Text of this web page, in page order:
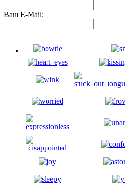
Ваш E-Mail: